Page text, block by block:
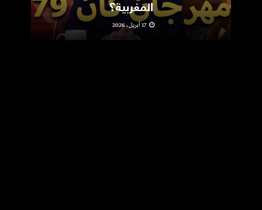
المغربية؟
17 أبريل، 2026